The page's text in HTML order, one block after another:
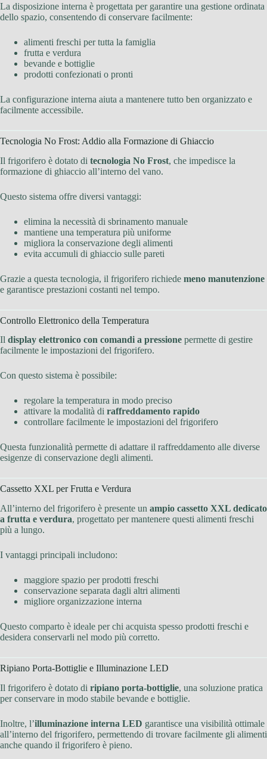
La disposizione interna è progettata per garantire una gestione ordinata
dello spazio, consentendo di conservare facilmente:
alimenti freschi per tutta la famiglia
frutta e verdura
bevande e bottiglie
prodotti confezionati o pronti
La configurazione interna aiuta a mantenere tutto ben organizzato e
facilmente accessibile.
Tecnologia No Frost: Addio alla Formazione di Ghiaccio
Il frigorifero è dotato di tecnologia No Frost, che impedisce la
formazione di ghiaccio all’interno del vano.
Questo sistema offre diversi vantaggi:
elimina la necessità di sbrinamento manuale
mantiene una temperatura più uniforme
migliora la conservazione degli alimenti
evita accumuli di ghiaccio sulle pareti
Grazie a questa tecnologia, il frigorifero richiede meno manutenzione
e garantisce prestazioni costanti nel tempo.
Controllo Elettronico della Temperatura
Il display elettronico con comandi a pressione permette di gestire
facilmente le impostazioni del frigorifero.
Con questo sistema è possibile:
regolare la temperatura in modo preciso
attivare la modalità di raffreddamento rapido
controllare facilmente le impostazioni del frigorifero
Questa funzionalità permette di adattare il raffreddamento alle diverse
esigenze di conservazione degli alimenti.
Cassetto XXL per Frutta e Verdura
All’interno del frigorifero è presente un ampio cassetto XXL dedicato
a frutta e verdura, progettato per mantenere questi alimenti freschi
più a lungo.
I vantaggi principali includono:
maggiore spazio per prodotti freschi
conservazione separata dagli altri alimenti
migliore organizzazione interna
Questo comparto è ideale per chi acquista spesso prodotti freschi e
desidera conservarli nel modo più corretto.
Ripiano Porta-Bottiglie e Illuminazione LED
Il frigorifero è dotato di ripiano porta-bottiglie, una soluzione pratica
per conservare in modo stabile bevande e bottiglie.
Inoltre, l’illuminazione interna LED garantisce una visibilità ottimale
all’interno del frigorifero, permettendo di trovare facilmente gli alimenti
anche quando il frigorifero è pieno.